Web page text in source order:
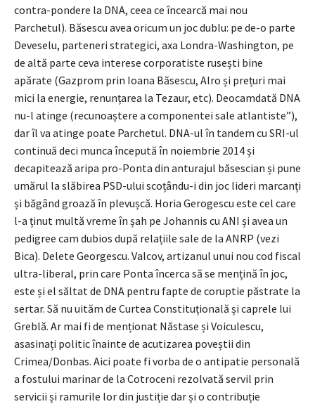
contra-pondere la DNA, ceea ce încearcă mai nou
Parchetul). Băsescu avea oricum un joc dublu: pe de-o parte
Deveselu, parteneri strategici, axa Londra-Washington, pe
de altă parte ceva interese corporatiste rusești bine
apărate (Gazprom prin Ioana Băsescu, Alro și prețuri mai
mici la energie, renunțarea la Tezaur, etc). Deocamdată DNA
nu-l atinge (recunoaștere a componentei sale atlantiste”),
dar îl va atinge poate Parchetul. DNA-ul în tandem cu SRI-ul
continuă deci munca începută în noiembrie 2014 și
decapitează aripa pro-Ponta din anturajul băsescian și pune
umărul la slăbirea PSD-ului scoțându-i din joc lideri marcanți
și băgând groază în plevușcă. Horia Gerogescu este cel care
l-a ținut multă vreme în șah pe Johannis cu ANI și avea un
pedigree cam dubios după relațiile sale de la ANRP (vezi
Bica). Delete Georgescu. Valcov, artizanul unui nou cod fiscal
ultra-liberal, prin care Ponta încerca să se mențină în joc,
este și el săltat de DNA pentru fapte de coruptie păstrate la
sertar. Să nu uităm de Curtea Constituțională și caprele lui
Greblă. Ar mai fi de menționat Năstase și Voiculescu,
asasinați politic înainte de acutizarea poveștii din
Crimea/Donbas. Aici poate fi vorba de o antipatie personală
a fostului marinar de la Cotroceni rezolvată servil prin
servicii și ramurile lor din justiție dar și o contribuție